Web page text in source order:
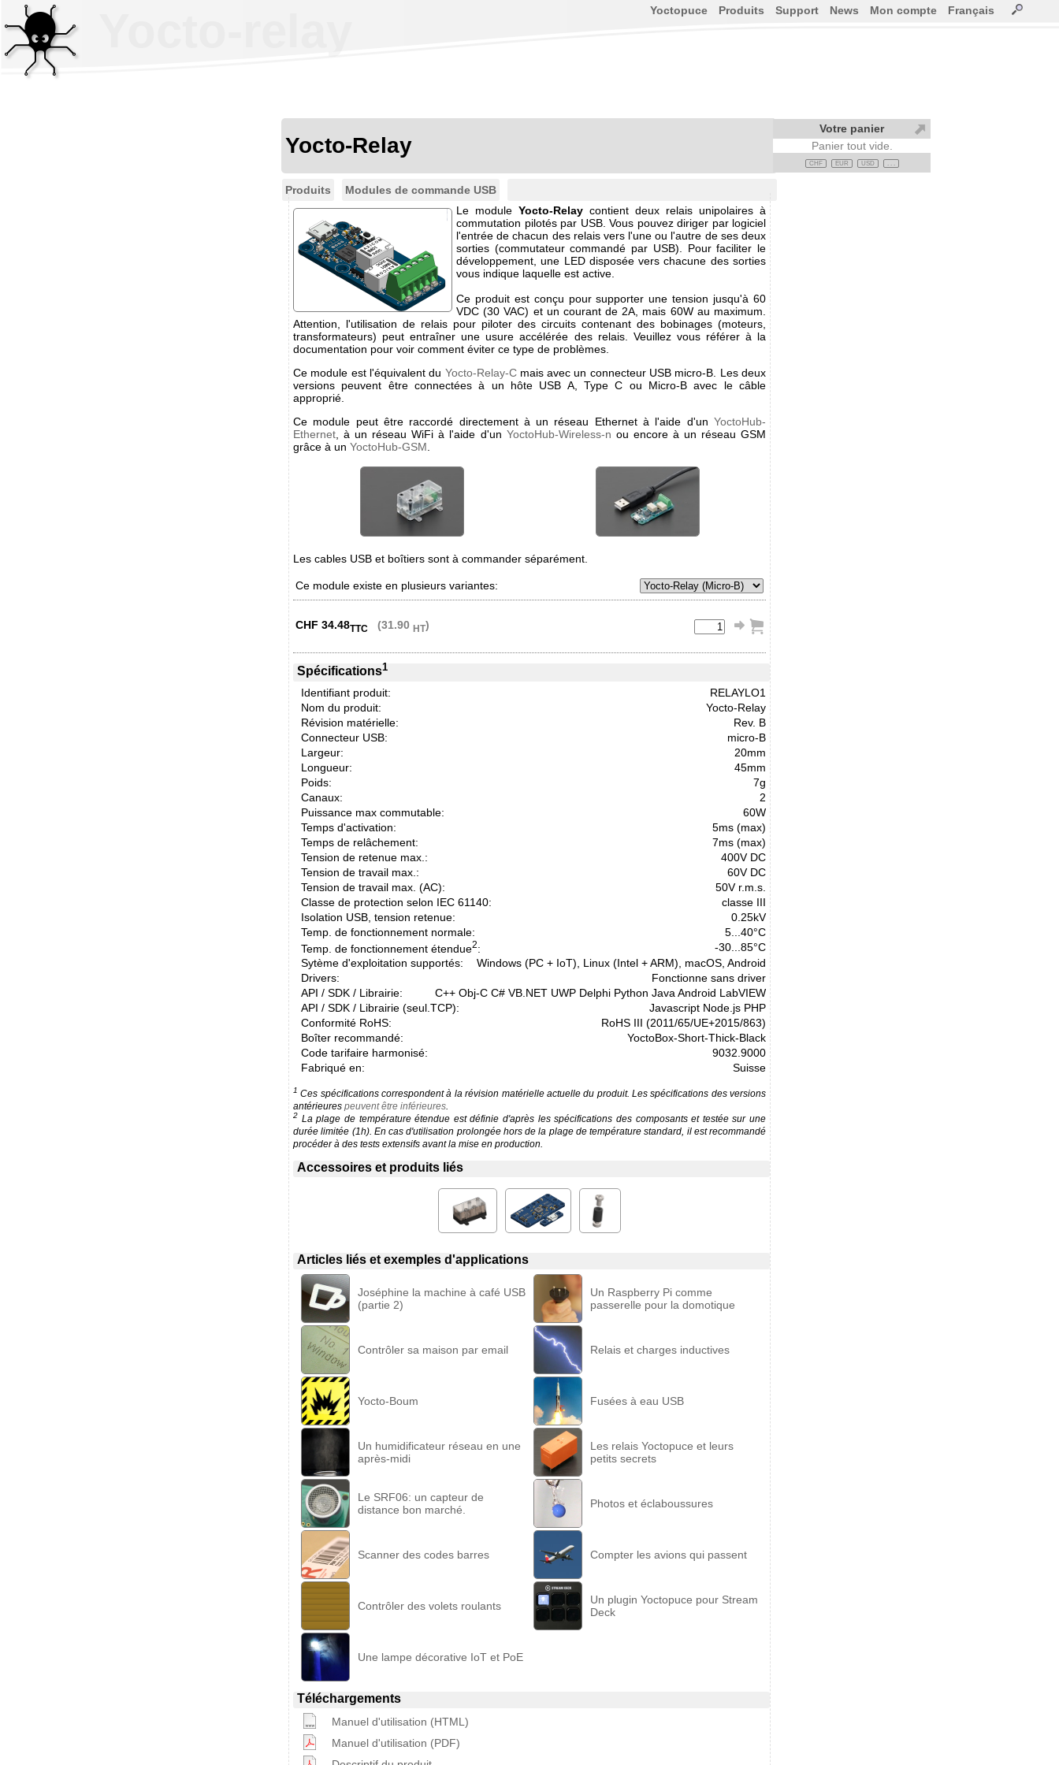
Yocto-Relay
Produits
Modules de commande USB
Le module Yocto-Relay contient deux relais unipolaires à
commutation pilotés par USB. Vous pouvez diriger par logiciel
l'entrée de chacun des relais vers l'une ou l'autre de ses deux
sorties (commutateur commandé par USB). Pour faciliter le
développement, une LED disposée vers chacune des sorties
vous indique laquelle est active.
Ce produit est conçu pour supporter une tension jusqu'à 60
VDC (30 VAC) et un courant de 2A, mais 60W au maximum.
Attention, l'utilisation de relais pour piloter des circuits contenant des bobinages (moteurs,
transformateurs) peut entraîner une usure accélérée des relais. Veuillez vous référer à la
documentation pour voir comment éviter ce type de problèmes.
Ce module est l'équivalent du Yocto-Relay-Cmais avec un connecteur USB micro-B. Les deux
versions peuvent être connectées à un hôte USB A, Type C ou Micro-B avec le câble
approprié.
Ce module peut être raccordé directement à un réseau Ethernet à l'aide d'un YoctoHub-
Ethernet , à un réseau WiFi à l'aide d'un YoctoHub-Wireless-n ou encore à un réseau GSM
grâce à un YoctoHub-GSM
Les cables USB et boîtiers sont à commander séparément.
Ce module existe en plusieurs variantes:
CHF 34.48TTC (31.90 HT)
Spécifications1
Identifiant produit:
RELAYLO1
Nom du produit:
Yocto-Relay
Révision matérielle:
Rev. B
Connecteur USB:
micro-B
Largeur:
20mm
Longueur:
45mm
Poids:
7g
Canaux:
2
Puissance max commutable:
60W
Temps d'activation:
5ms (max)
Temps de relâchement:
7ms (max)
Tension de retenue max.:
400V DC
Tension de travail max.:
60V DC
Tension de travail max. (AC):
50V r.m.s.
Classe de protection selon IEC 61140:
classe III
Isolation USB, tension retenue:
0.25kV
Temp. de fonctionnement normale:
5...40°C
Temp. de fonctionnement étendue2:
-30...85°C
Sytème d'exploitation supportés:
Windows (PC + IoT), Linux (Intel + ARM), macOS, Android
Drivers:
Fonctionne sans driver
API / SDK / Librairie:
C++ Obj-C C# VB.NET UWP Delphi Python Java Android LabVIEW
API / SDK / Librairie (seul.TCP):
Javascript Node.js PHP
Conformité RoHS:
RoHS III (2011/65/UE+2015/863)
Boîter recommandé:
YoctoBox-Short-Thick-Black
Code tarifaire harmonisé:
9032.9000
Fabriqué en:
Suisse
1 Ces spécifications correspondent à la révision matérielle actuelle du produit. Les spécifications des versions
antérieures peuvent être inférieures
2 La plage de température étendue est définie d'après les spécifications des composants et testée sur une
durée limitée (1h). En cas d'utilisation prolongée hors de la plage de température standard, il est recommandé
procéder à des tests extensifs avant la mise en production.
Accessoires et produits liés
Articles liés et exemples d'applications
Joséphine la machine à café USB
(partie 2)
Un Raspberry Pi comme
passerelle pour la domotique
Contrôler sa maison par email Relais et charges inductives
Yocto-Boum Fusées à eau USB
Un humidificateur réseau en une
après-midi
Les relais Yoctopuce et leurs
petits secrets
Le SRF06: un capteur de
distance bon marché.
Photos et éclaboussures
Scanner des codes barres Compter les avions qui passent
Contrôler des volets roulants
Un plugin Yoctopuce pour Stream
Deck
Une lampe décorative IoT et PoE
Téléchargements
Manuel d'utilisation (HTML)
Manuel d'utilisation (PDF)
Yoctopuce Produits Support News Mon compte Français
Votre panier
Panier tout vide.
CHF EUR USD . . .